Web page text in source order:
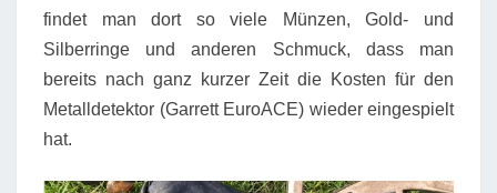
findet man dort so viele Münzen, Gold- und
Silberringe und anderen Schmuck, dass man
bereits nach ganz kurzer Zeit die Kosten für den
Metalldetektor (Garrett EuroACE) wieder eingespielt
hat.